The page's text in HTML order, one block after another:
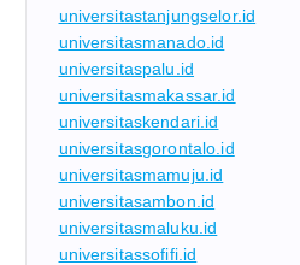
universitastanjungselor.id
universitasmanado.id
universitaspalu.id
universitasmakassar.id
universitaskendari.id
universitasgorontalo.id
universitasmamuju.id
universitasambon.id
universitasmaluku.id
universitassofifi.id